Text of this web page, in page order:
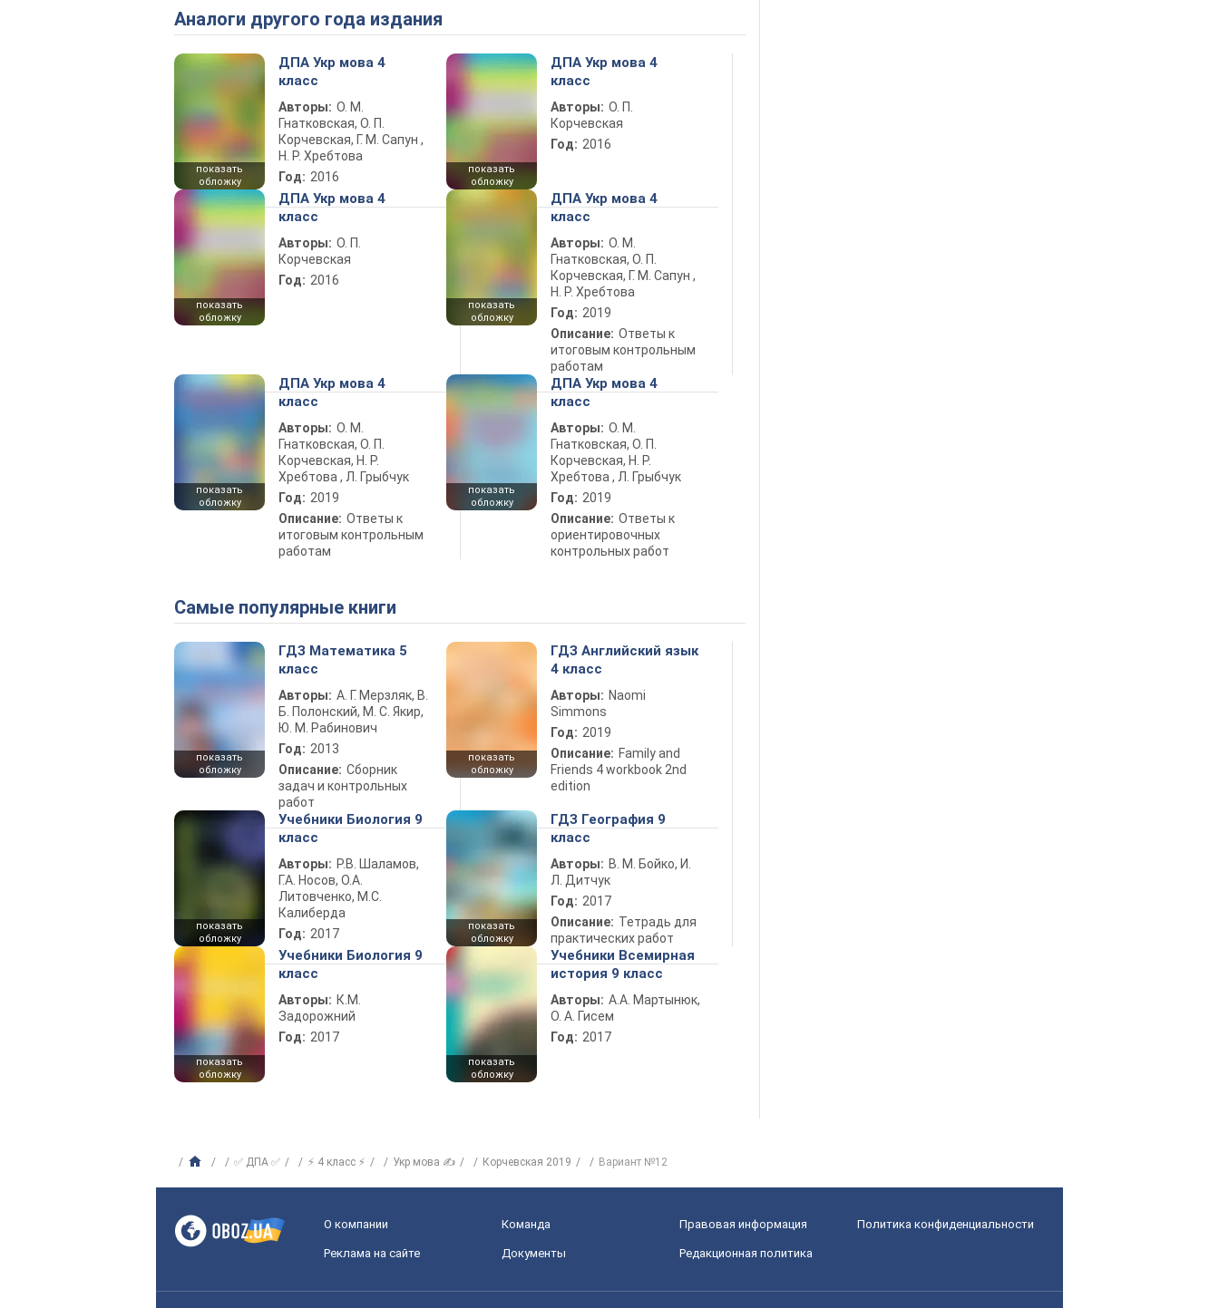
Аналоги другого года издания
показать
обложку
ДПА Укр мова 4
класс
Авторы: О. М.
Гнатковская, О. П.
Корчевская, Г. М. Сапун ,
Н. Р. Хребтова
Год: 2016
показать
обложку
ДПА Укр мова 4
класс
Авторы: О. П.
Корчевская
Год: 2016
показать
обложку
ДПА Укр мова 4
класс
Авторы: О. П.
Корчевская
Год: 2016
показать
обложку
ДПА Укр мова 4
класс
Авторы: О. М.
Гнатковская, О. П.
Корчевская, Г. М. Сапун ,
Н. Р. Хребтова
Год: 2019
Описание: Ответы к
итоговым контрольным
работам
показать
обложку
ДПА Укр мова 4
класс
Авторы: О. М.
Гнатковская, О. П.
Корчевская, Н. Р.
Хребтова , Л. Грыбчук
Год: 2019
Описание: Ответы к
итоговым контрольным
работам
показать
обложку
ДПА Укр мова 4
класс
Авторы: О. М.
Гнатковская, О. П.
Корчевская, Н. Р.
Хребтова , Л. Грыбчук
Год: 2019
Описание: Ответы к
ориентировочных
контрольных работ
Самые популярные книги
показать
обложку
ГДЗ Математика 5
класс
Авторы: А. Г. Мерзляк, В.
Б. Полонский, М. С. Якир,
Ю. М. Рабинович
Год: 2013
Описание: Сборник
задач и контрольных
работ
показать
обложку
ГДЗ Английский язык
4 класс
Авторы: Naomi
Simmons
Год: 2019
Описание: Family and
Friends 4 workbook 2nd
edition
показать
обложку
Учебники Биология 9
класс
Авторы: Р.В. Шаламов,
Г.А. Носов, О.А.
Литовченко, М.С.
Калиберда
Год: 2017
показать
обложку
ГДЗ География 9
класс
Авторы: В. М. Бойко, И.
Л. Дитчук
Год: 2017
Описание: Тетрадь для
практических работ
показать
обложку
Учебники Биология 9
класс
Авторы: К.М.
Задорожний
Год: 2017
показать
обложку
Учебники Всемирная
история 9 класс
Авторы: А.А. Мартынюк,
О. А. Гисем
Год: 2017
✅ ДПА ✅ ⚡ 4 класс ⚡ Укр мова ✍ Корчевская 2019 Вариант №12
О компании Команда Правовая информация Политика конфиденциальности
Реклама на сайте Документы Редакционная политика